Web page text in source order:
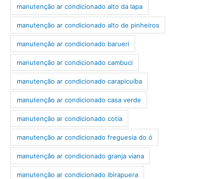
manutenção ar condicionado alto da lapa
manutenção ar condicionado alto de pinheiros
manutenção ar condicionado barueri
manutenção ar condicionado cambuci
manutenção ar condicionado carapicuíba
manutenção ar condicionado casa verde
manutenção ar condicionado cotia
manutenção ar condicionado freguesia do ó
manutenção ar condicionado granja viana
manutenção ar condicionado ibirapuera